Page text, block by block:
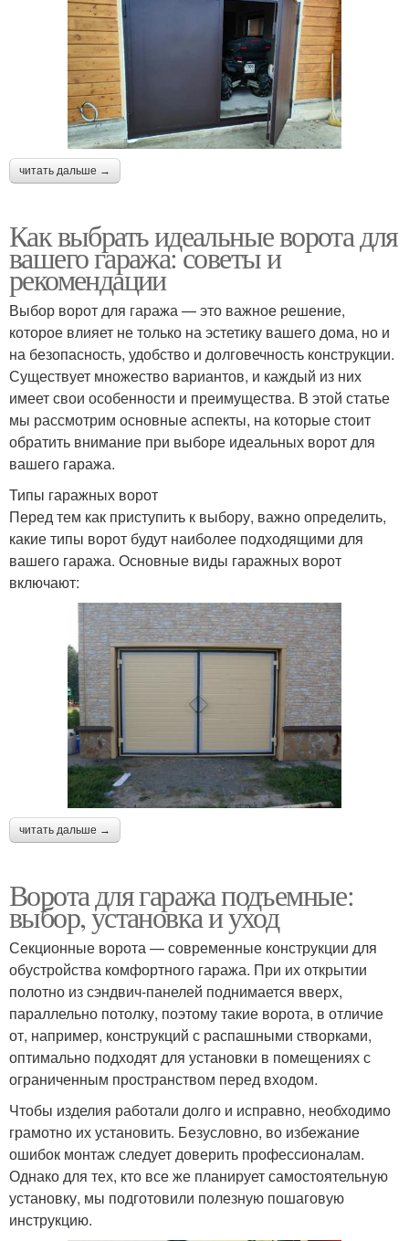
читать дальше →
Как выбрать идеальные ворота для
вашего гаража: советы и
рекомендации
Выбор ворот для гаража — это важное решение,
которое влияет не только на эстетику вашего дома, но и
на безопасность, удобство и долговечность конструкции.
Существует множество вариантов, и каждый из них
имеет свои особенности и преимущества. В этой статье
мы рассмотрим основные аспекты, на которые стоит
обратить внимание при выборе идеальных ворот для
вашего гаража.
Типы гаражных ворот
Перед тем как приступить к выбору, важно определить,
какие типы ворот будут наиболее подходящими для
вашего гаража. Основные виды гаражных ворот
включают:
читать дальше →
Ворота для гаража подъемные:
выбор, установка и уход
Секционные ворота — современные конструкции для
обустройства комфортного гаража. При их открытии
полотно из сэндвич-панелей поднимается вверх,
параллельно потолку, поэтому такие ворота, в отличие
от, например, конструкций с распашными створками,
оптимально подходят для установки в помещениях с
ограниченным пространством перед входом.
Чтобы изделия работали долго и исправно, необходимо
грамотно их установить. Безусловно, во избежание
ошибок монтаж следует доверить профессионалам.
Однако для тех, кто все же планирует самостоятельную
установку, мы подготовили полезную пошаговую
инструкцию.